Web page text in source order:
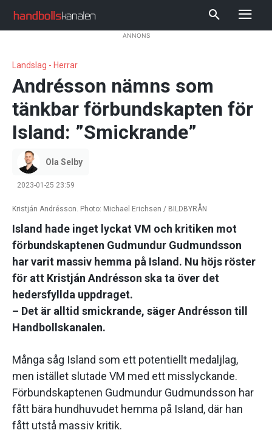
ANNONS
Landslag - Herrar
Andrésson nämns som
tänkbar förbundskapten för
Island: ”Smickrande”
Ola Selby
2023-01-25 23:59
Kristján Andrésson. Photo: Michael Erichsen / BILDBYRÅN
Island hade inget lyckat VM och kritiken mot
förbundskaptenen Gudmundur Gudmundsson
har varit massiv hemma på Island. Nu höjs röster
för att Kristján Andrésson ska ta över det
hedersfyllda uppdraget.
– Det är alltid smickrande, säger Andrésson till
Handbollskanalen.
Många såg Island som ett potentiellt medaljlag,
men istället slutade VM med ett misslyckande.
Förbundskaptenen Gudmundur Gudmundsson har
fått bära hundhuvudet hemma på Island, där han
fått utstå massiv kritik.